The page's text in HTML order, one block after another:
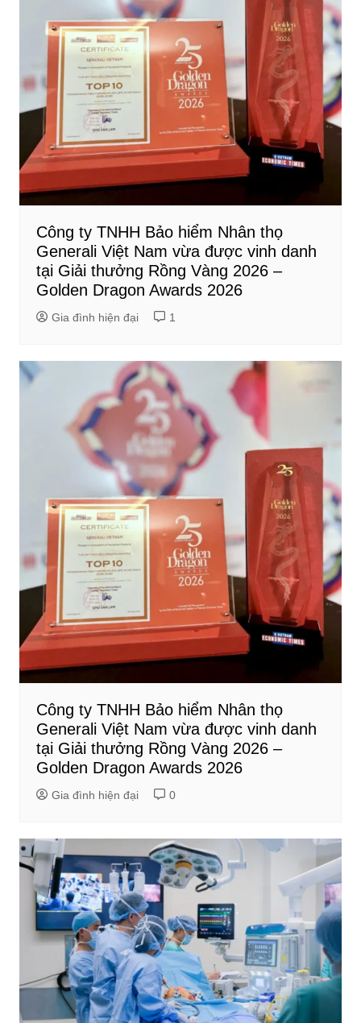
Công ty TNHH Bảo hiểm Nhân thọ
Generali Việt Nam vừa được vinh danh
tại Giải thưởng Rồng Vàng 2026 –
Golden Dragon Awards 2026
Gia đình hiện đại 1
Công ty TNHH Bảo hiểm Nhân thọ
Generali Việt Nam vừa được vinh danh
tại Giải thưởng Rồng Vàng 2026 –
Golden Dragon Awards 2026
Gia đình hiện đại 0